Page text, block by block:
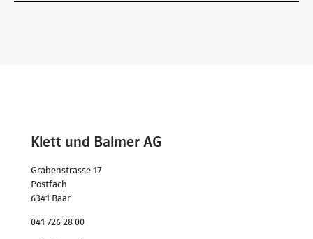
Klett und Balmer AG
Grabenstrasse 17
Postfach
6341 Baar
041 726 28 00